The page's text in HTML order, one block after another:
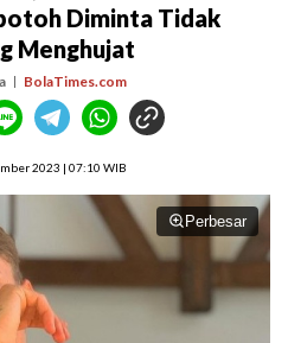
Diminta Tidak
Menghujat
BolaTimes.com
2023 | 07:10 WIB
Perbesar